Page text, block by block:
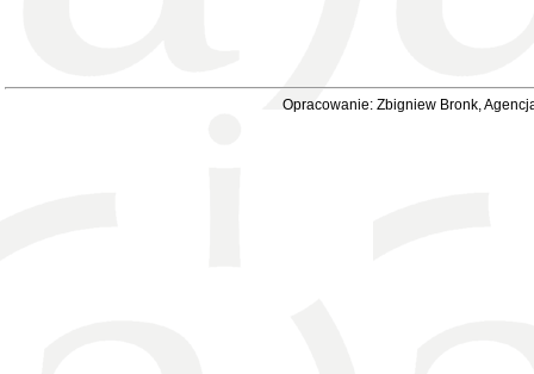
Opracowanie: Zbigniew Bronk,